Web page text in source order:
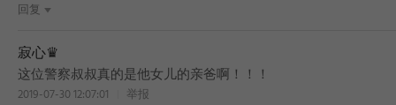
BEST
回复
寂心♛
这位警察叔叔真的是他女儿的亲爸啊！！！
2019-07-30 12:07:01
举报